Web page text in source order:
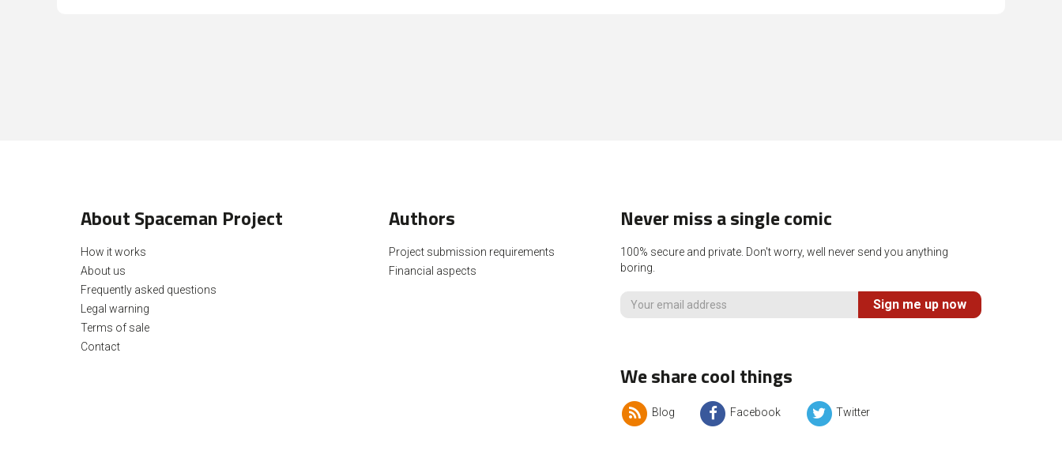
About Spaceman Project
How it works
About us
Frequently asked questions
Legal warning
Terms of sale
Contact
Authors
Project submission requirements
Financial aspects
Never miss a single comic
100% secure and private. Don't worry, well never send you anything
boring.
Sign me up now
We share cool things
Blog Facebook Twitter